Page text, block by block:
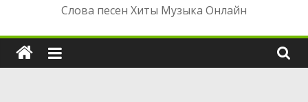
Слова песен Хиты Музыка Онлайн